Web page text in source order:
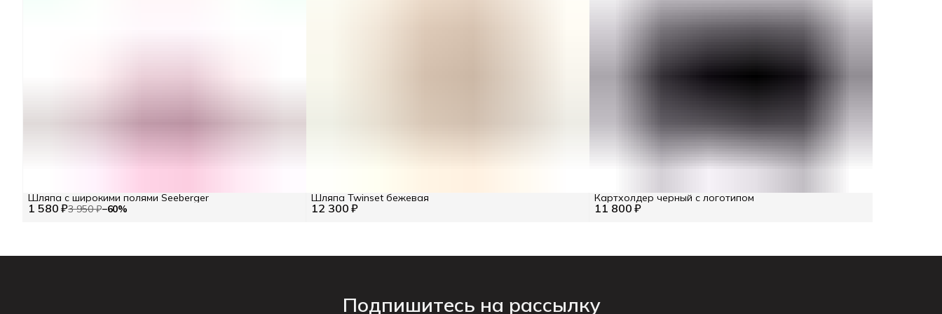
1 580 ₽3 950 ₽−60%
Шляпа с широкими полями Seeberger
12 300 ₽
Шляпа Twinset бежевая
11 800 ₽
Картхолдер черный с логотипом
Подпишитесь на рассылку